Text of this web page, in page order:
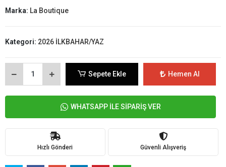
Marka: La Boutique
Kategori: 2026 İLKBAHAR/YAZ
Sepete Ekle Hemen Al
WHATSAPP İLE SİPARİŞ VER
Hızlı Gönderi Güvenli Alışveriş